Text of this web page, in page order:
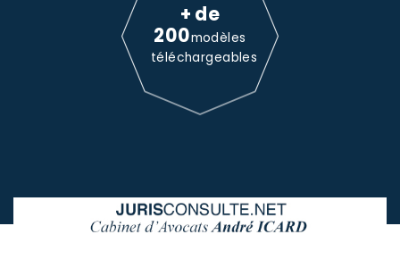
+ de
200modèles
téléchargeables